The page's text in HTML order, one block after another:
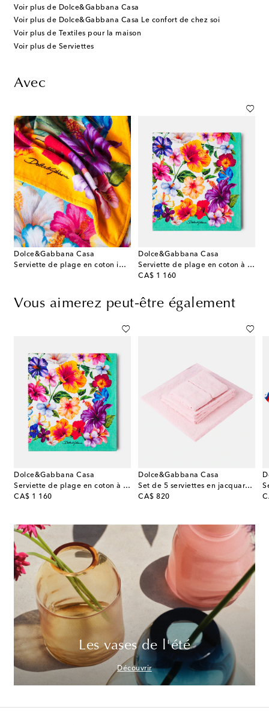
Voir plus de Dolce&Gabbana Casa
Voir plus de Dolce&Gabbana Casa Le confort de chez soi
Voir plus de Textiles pour la maison
Voir plus de Serviettes
Avec
Dolce&Gabbana Casa
Serviette de plage en coton imprimée
Dolce&Gabbana Casa
Serviette de plage en coton à fleurs
CA$ 1 160
original price
Vous aimerez peut-être également
Dolce&Gabbana Casa
Serviette de plage en coton à fleurs
CA$ 1 160
original price
Dolce&Gabbana Casa
Set de 5 serviettes en jacquard de coton
CA$ 820
original price
Les vases de l'été
Découvrir